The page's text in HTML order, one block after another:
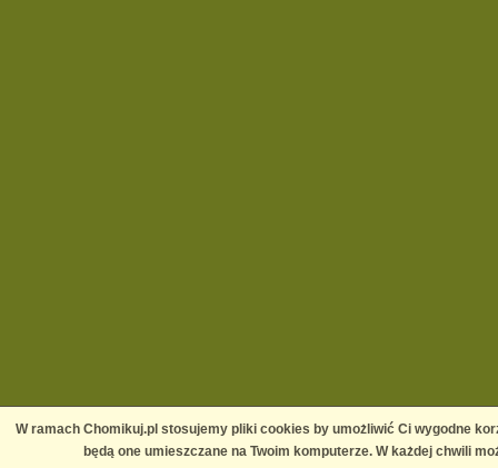
W ramach Chomikuj.pl stosujemy pliki cookies by umożliwić Ci wygodne
będą one umieszczane na Twoim komputerze. W każdej chwili